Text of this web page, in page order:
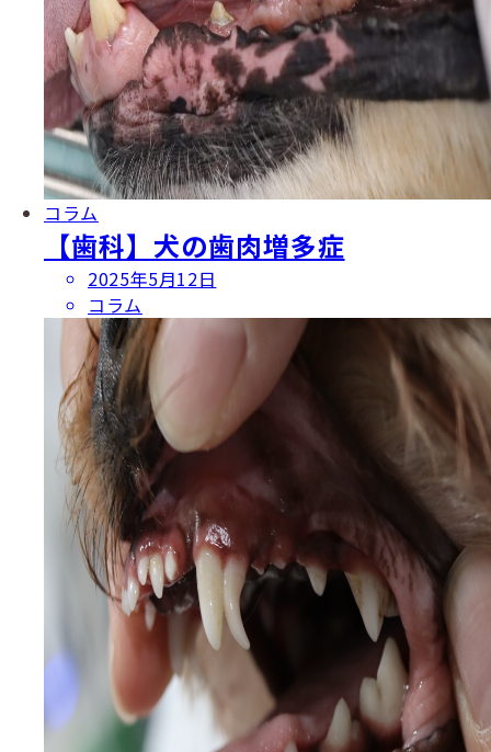
コラム
【歯科】犬の歯肉増多症
投
稿
日
2025年5月12日
コラム